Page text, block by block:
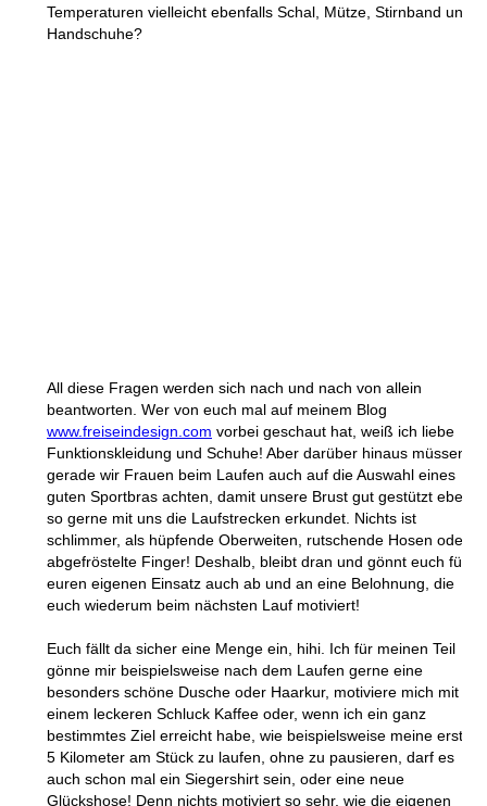
Temperaturen vielleicht ebenfalls Schal, Mütze, Stirnband und
Handschuhe?
All diese Fragen werden sich nach und nach von allein
beantworten. Wer von euch mal auf meinem Blog
www.freiseindesign.com vorbei geschaut hat, weiß ich liebe
Funktionskleidung und Schuhe! Aber darüber hinaus müssen
gerade wir Frauen beim Laufen auch auf die Auswahl eines
guten Sportbras achten, damit unsere Brust gut gestützt eben
so gerne mit uns die Laufstrecken erkundet. Nichts ist
schlimmer, als hüpfende Oberweiten, rutschende Hosen oder
abgefröstelte Finger! Deshalb, bleibt dran und gönnt euch für
euren eigenen Einsatz auch ab und an eine Belohnung, die
euch wiederum beim nächsten Lauf motiviert!
Euch fällt da sicher eine Menge ein, hihi. Ich für meinen Teil
gönne mir beispielsweise nach dem Laufen gerne eine
besonders schöne Dusche oder Haarkur, motiviere mich mit
einem leckeren Schluck Kaffee oder, wenn ich ein ganz
bestimmtes Ziel erreicht habe, wie beispielsweise meine ersten
5 Kilometer am Stück zu laufen, ohne zu pausieren, darf es
auch schon mal ein Siegershirt sein, oder eine neue
Glückshose! Denn nichts motiviert so sehr, wie die eigenen